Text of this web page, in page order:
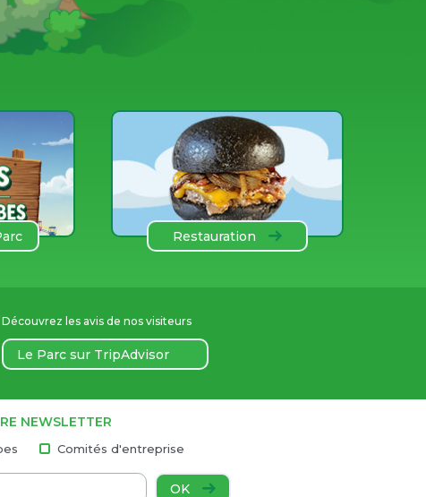
Restauration
Découvrez les avis de nos visiteurs
Le Parc sur TripAdvisor
NEWSLETTER
Comités d'entreprise
OK